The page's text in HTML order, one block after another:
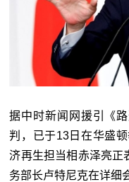
据中时新闻网援引《
判，已于13日在华盛
济再生担当相赤泽亮正
务部长卢特尼克在详细